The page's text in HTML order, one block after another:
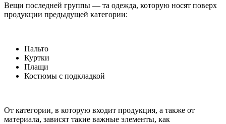
Вещи последней группы — та одежда, которую носят поверх
продукции предыдущей категории:
Пальто
Куртки
Плащи
Костюмы с подкладкой
От категории, в которую входит продукция, а также от
материала, зависят такие важные элементы, как